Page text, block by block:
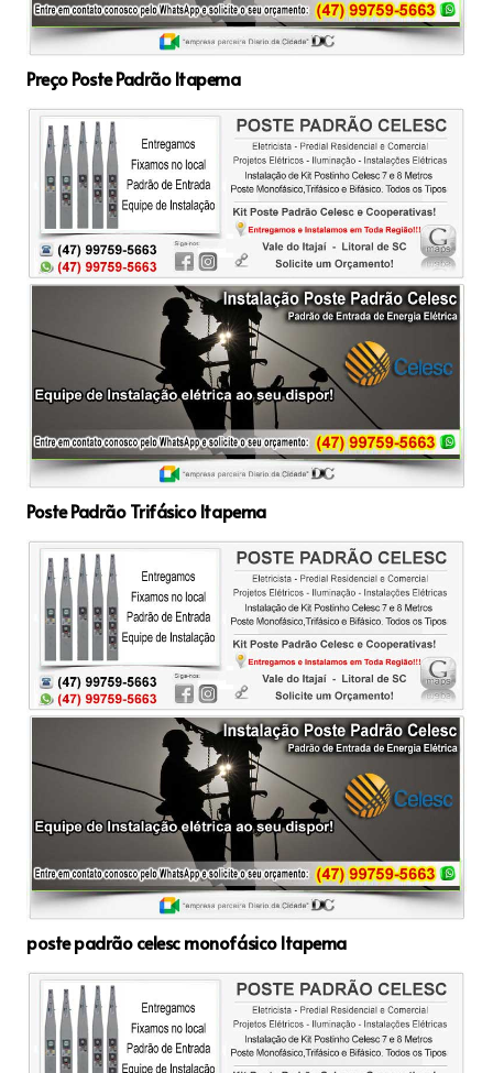
Preço Poste Padrão Itapema
Poste Padrão Trifásico Itapema
poste padrão celesc monofásico Itapema